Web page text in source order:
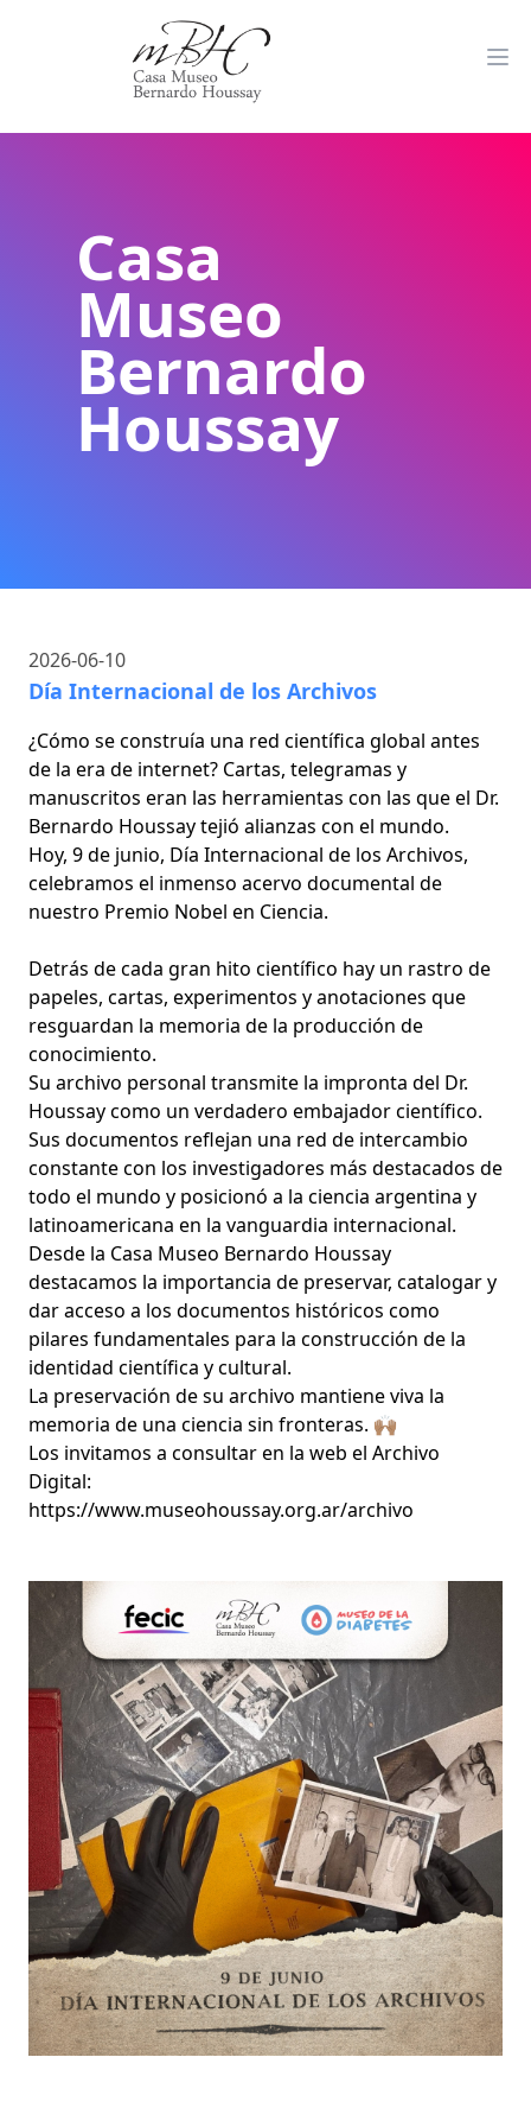
Casa
Museo
Bernardo
Houssay
2026-06-10
Día Internacional de los Archivos
¿Cómo se construía una red científica global antes
de la era de internet? Cartas, telegramas y
manuscritos eran las herramientas con las que el Dr.
Bernardo Houssay tejió alianzas con el mundo.
Hoy, 9 de junio, Día Internacional de los Archivos,
celebramos el inmenso acervo documental de
nuestro Premio Nobel en Ciencia.
Detrás de cada gran hito científico hay un rastro de
papeles, cartas, experimentos y anotaciones que
resguardan la memoria de la producción de
conocimiento.
Su archivo personal transmite la impronta del Dr.
Houssay como un verdadero embajador científico.
Sus documentos reflejan una red de intercambio
constante con los investigadores más destacados de
todo el mundo y posicionó a la ciencia argentina y
latinoamericana en la vanguardia internacional.
Desde la Casa Museo Bernardo Houssay
destacamos la importancia de preservar, catalogar y
dar acceso a los documentos históricos como
pilares fundamentales para la construcción de la
identidad científica y cultural.
La preservación de su archivo mantiene viva la
memoria de una ciencia sin fronteras. 🙌🏽
Los invitamos a consultar en la web el Archivo
Digital:
https://www.museohoussay.org.ar/archivo